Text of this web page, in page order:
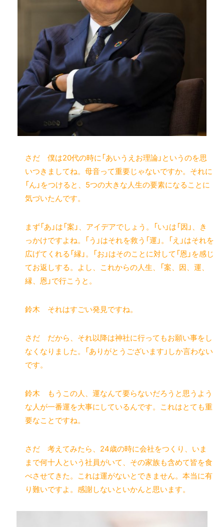
さだ 僕は20代の時に「あいうえお理論」というのを思
いつきましてね。母音って重要じゃないですか。それに
「ん」をつけると、5つの大きな人生の要素になることに
気づいたんです。
まず「あ」は「案」、アイデアでしょう。「い」は「因」、き
っかけですよね。「う」はそれを救う「運」。「え」はそれを
広げてくれる「縁」。「お」はそのことに対して「恩」を感じ
てお返しする。よし、これからの人生、「案、因、運、
縁、恩」で行こうと。
鈴木 それはすごい発見ですね。
さだ だから、それ以降は神社に行ってもお願い事をし
なくなりました。「ありがとうございます」しか言わない
です。
鈴木 もうこの人、運なんて要らないだろうと思うよう
な人が一番運を大事にしているんです。これはとても重
要なことですね。
さだ 考えてみたら、24歳の時に会社をつくり、いま
まで何十人という社員がいて、その家族も含めて皆を食
べさせてきた。これは運がないとできません。本当に有
り難いですよ。感謝しないといかんと思います。